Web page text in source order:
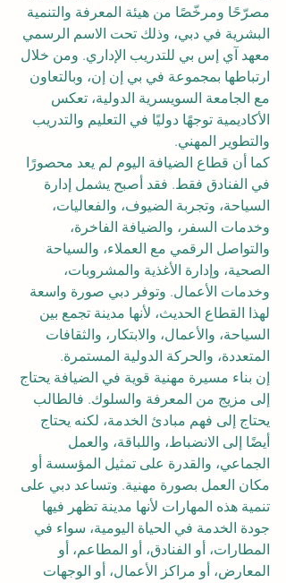
مصرّحًا ومرخّصًا من هيئة المعرفة والتنمية
البشرية في دبي، وذلك تحت الاسم الرسمي
معهد آي إس بي للتدريب الإداري. ومن خلال
ارتباطها بمجموعة في بي إن إن، وبالتعاون
مع الجامعة السويسرية الدولية، تعكس
الأكاديمية توجهًا دوليًا في التعليم والتدريب
والتطوير المهني.
كما أن قطاع الضيافة اليوم لم يعد محصورًا
في الفنادق فقط. فقد أصبح يشمل إدارة
السياحة، وتجربة الضيوف، والفعاليات،
وخدمات السفر، والضيافة الفاخرة،
والتواصل الرقمي مع العملاء، والسياحة
الصحية، وإدارة الأغذية والمشروبات،
وخدمات الأعمال. وتوفر دبي صورة واسعة
لهذا القطاع الحديث، لأنها مدينة تجمع بين
السياحة، والأعمال، والابتكار، والثقافات
المتعددة، والحركة الدولية المستمرة.
إن بناء مسيرة مهنية قوية في الضيافة يحتاج
إلى مزيج من المعرفة والسلوك. فالطالب
يحتاج إلى فهم مبادئ الخدمة، لكنه يحتاج
أيضًا إلى الانضباط، واللباقة، والعمل
الجماعي، والقدرة على تمثيل المؤسسة أو
مكان العمل بصورة مهنية. وتساعد دبي على
تنمية هذه المهارات لأنها مدينة تظهر فيها
جودة الخدمة في الحياة اليومية، سواء في
المطارات، أو الفنادق، أو المطاعم، أو
المعارض، أو مراكز الأعمال، أو الوجهات